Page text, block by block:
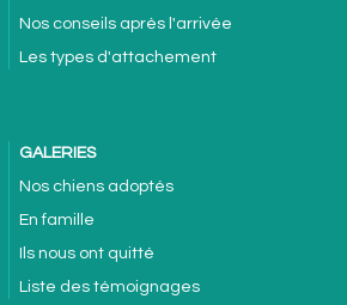
Nos conseils après l'arrivée
Les types d'attachement
GALERIES
Nos chiens adoptés
En famille
Ils nous ont quitté
Liste des témoignages